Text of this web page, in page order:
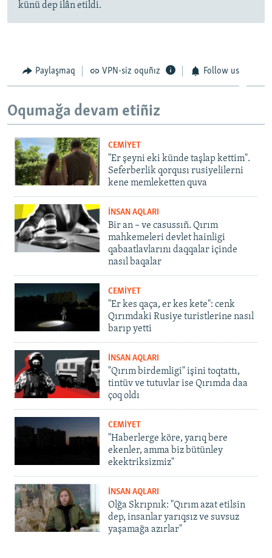
künü dep ilân etildi.
Paylaşmaq VPN-siz oquñız Follow us
Oqumağa devam etiñiz
CEMİYET
"Er şeyni eki künde taşlap kettim".
Seferberlik qorqusı rusiyelilerni
kene memleketten quva
İNSAN AQLARI
Bir an – ve casussıñ. Qırım
mahkemeleri devlet hainligi
qabaatlavlarını daqqalar içinde
nasıl baqalar
CEMİYET
"Er kes qaça, er kes kete": cenk
Qırımdaki Rusiye turistlerine nasıl
barıp yetti
İNSAN AQLARI
"Qırım birdemligi" işini toqtattı,
tintüv ve tutuvlar ise Qırımda daa
çoq oldı
CEMİYET
"Haberlerge köre, yarıq bere
ekenler, amma biz bütünley
ekektriksizmiz"
İNSAN AQLARI
Olğa Skrıpnık: "Qırım azat etilsin
dep, insanlar yarıqsız ve suvsuz
yaşamağa azırlar"